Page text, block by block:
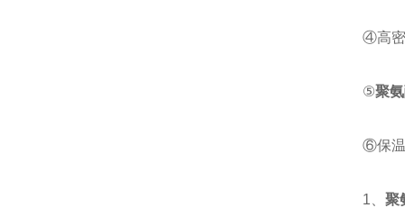
④高密
⑤聚
⑥保温
1、 聚